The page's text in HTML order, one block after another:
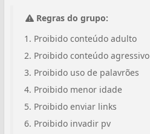
Regras do grupo:
Proibido conteúdo adulto
Proibido conteúdo agressivo
Proibido uso de palavrões
Proibido menor idade
Proibido enviar links
Proibido invadir pv